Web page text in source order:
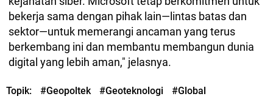
bekerja sama dengan pihak lain—lintas batas dan
sektor—untuk memerangi ancaman yang terus
berkembang ini dan membantu membangun dunia
digital yang lebih aman," jelasnya.
Topik: #Geopoltek #Geoteknologi
#Global